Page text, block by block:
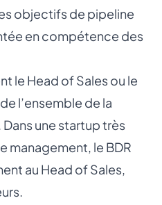
objectifs de pipeline
en compétence des
le Head of Salesou le
l’ensemble de la
une startup très
management, le BDR
au Head of Sales,